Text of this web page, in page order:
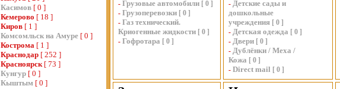
Касимов [ 0 ]
Кемерово [ 18 ]
Киров [ 1 ]
Комсомльск на Амуре [ 0 ]
Кострома [ 1 ]
Краснодар [ 252 ]
Красноярск[ 73 ]
Кунгур [ 0 ]
Кыштым [ 0 ]
- Грузовые автомобили [ 0 ]
- Грузоперевозки [ 0 ]
- Газ технический.
Криогенные жидкости [ 0 ]
- Гофротара [ 0 ]
- Детские сады и
дошкольные
учреждения [ 0 ]
- Детская одежда [ 0 ]
- Двери [ 0 ]
- Дублёнки / Меха /
Кожа [ 0 ]
- Direct mail [ 0 ]